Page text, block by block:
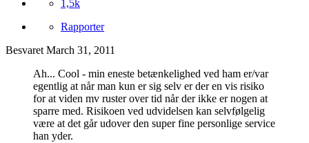
1,5k
Rapporter
Besvaret March 31, 2011
Ah... Cool - min eneste betænkelighed ved ham er/var
egentlig at når man kun er sig selv er der en vis risiko
for at viden mv ruster over tid når der ikke er nogen at
sparre med. Risikoen ved udvidelsen kan selvfølgelig
være at det går udover den super fine personlige service
han yder.